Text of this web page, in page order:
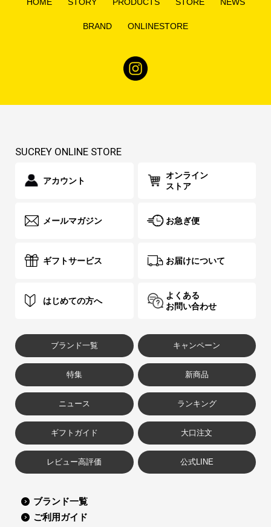
BRAND ONLINESTORE
SUCREY ONLINE STORE
アカウント
オンライン
ストア
メールマガジン お急ぎ便
ギフトサービス お届けについて
はじめての方へ
よくある
お問い合わせ
ブランド一覧 キャンペーン
特集 新商品
ニュース ランキング
ギフトガイド 大口注文
レビュー高評価 公式LINE
ブランド一覧
ご利用ガイド